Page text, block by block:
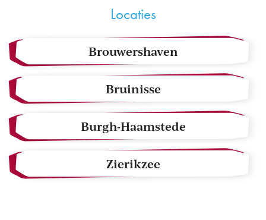
Locaties
Brouwershaven
Bruinisse
Burgh-Haamstede
Zierikzee